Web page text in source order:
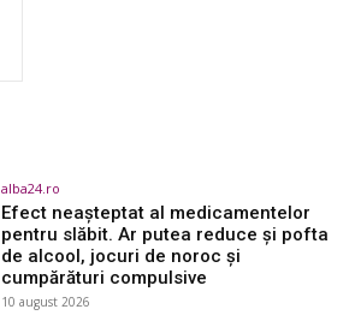
alba24.ro
Efect neașteptat al medicamentelor
pentru slăbit. Ar putea reduce și pofta
de alcool, jocuri de noroc și
cumpărături compulsive
10 august 2026